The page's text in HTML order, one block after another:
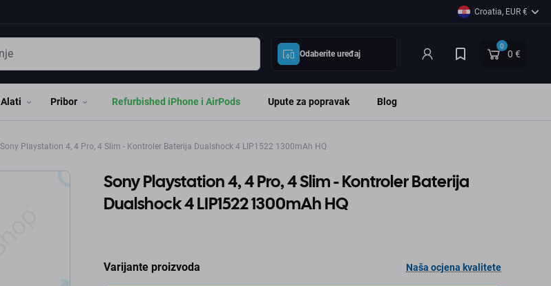
Croatia, EUR €
Odaberite uređaj
0
0 €
Alati Pribor Refurbished iPhone i AirPods Upute za popravak Blog
Sony Playstation 4, 4 Pro, 4 Slim - Kontroler Baterija Dualshock 4 LIP1522 1300mAh HQ
Sony Playstation 4, 4 Pro, 4 Slim - Kontroler Baterija
Dualshock 4 LIP1522 1300mAh HQ
Varijante proizvoda Naša ocjena kvalitete